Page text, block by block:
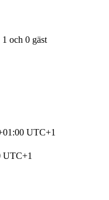
och 0 gäst
UTC+1
UTC+1